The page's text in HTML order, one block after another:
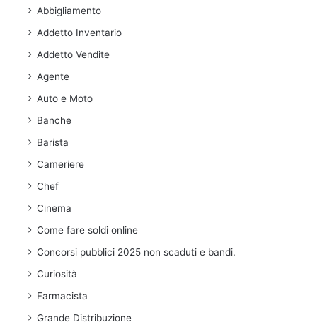
Abbigliamento
Addetto Inventario
Addetto Vendite
Agente
Auto e Moto
Banche
Barista
Cameriere
Chef
Cinema
Come fare soldi online
Concorsi pubblici 2025 non scaduti e bandi.
Curiosità
Farmacista
Grande Distribuzione